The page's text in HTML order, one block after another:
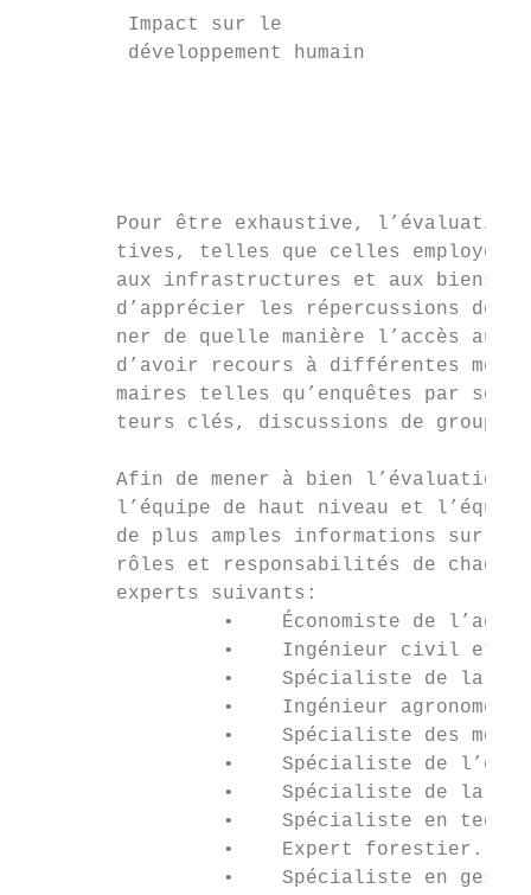
Impact sur le
développement humain
Pour être exhaustive,
tives, telles que celles
aux infrastructures et aux biens,
d’apprécier les répercussions de
ner de quelle manière l’accès aux
d’avoir recours à différentes
maires telles qu’enquêtes par
teurs clés, discussions de
Afin de mener à bien l’évaluation
l’équipe de haut niveau et
de plus amples informations sur
rôles et responsabilités de
        experts suivants:
•    Économiste de
•    Ingénieur civil et
•    Spécialiste de la
                 •    Ingénieur agronome.
•    Spécialiste des
•    Spécialiste de
•    Spécialiste de la
•    Spécialiste en
                 •    Expert forestier.
•    Spécialiste en